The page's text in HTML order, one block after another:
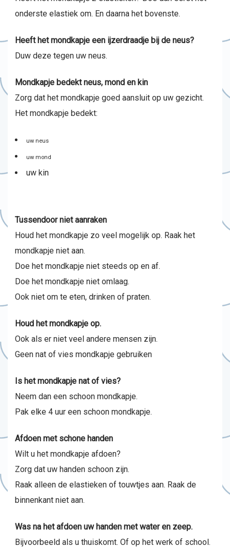
onderste elastiek om. En daarna het bovenste.
Heeft het mondkapje een ijzerdraadje bij de neus?
Duw deze tegen uw neus.
Mondkapje bedekt neus, mond en kin
Zorg dat het mondkapje goed aansluit op uw gezicht.
Het mondkapje bedekt:
uw neus
uw mond
uw kin
Tussendoor niet aanraken
Houd het mondkapje zo veel mogelijk op. Raak het
mondkapje niet aan.
Doe het mondkapje niet steeds op en af.
Doe het mondkapje niet omlaag.
Ook niet om te eten, drinken of praten.
Houd het mondkapje op.
Ook als er niet veel andere mensen zijn.
Geen nat of vies mondkapje gebruiken
Is het mondkapje nat of vies?
Neem dan een schoon mondkapje.
Pak elke 4 uur een schoon mondkapje.
Afdoen met schone handen
Wilt u het mondkapje afdoen?
Zorg dat uw handen schoon zijn.
Raak alleen de elastieken of touwtjes aan. Raak de
binnenkant niet aan.
Was na het afdoen uw handen met water en zeep.
Bijvoorbeeld als u thuiskomt. Of op het werk of school.